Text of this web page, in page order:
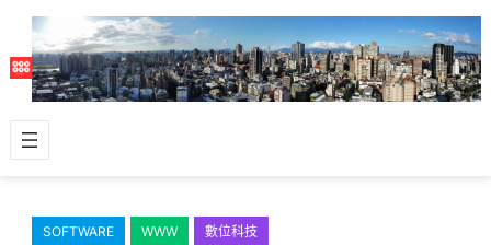
主
容
SOFTWARE WWW 數位科技